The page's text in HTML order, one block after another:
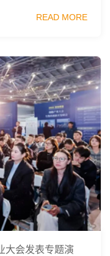
READ MORE
大会发表专题演